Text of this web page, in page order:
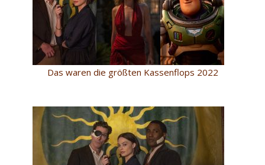
Das waren die größten Kassenflops 2022